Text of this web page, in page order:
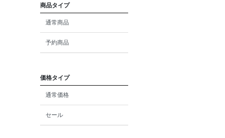
エメラルド
パール
ムーンストーン
商品タイプ
通常商品
予約商品
価格タイプ
通常価格
セール